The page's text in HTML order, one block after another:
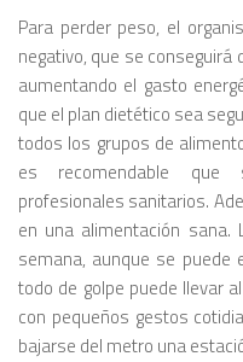
Para perder peso, el
negativo, que se
aumentando el gasto
que el plan dietético sea
todos los grupos de
es recomendable que
profesionales sanitarios.
en una alimentación
semana, aunque se puede
todo de golpe puede llevar
con pequeños gestos
bajarse del metro una